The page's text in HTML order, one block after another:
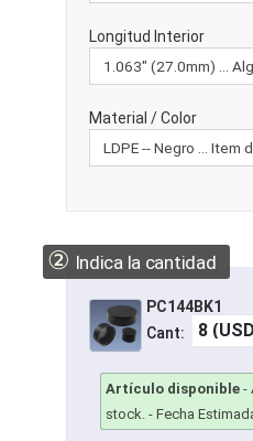
Longitud Interior
Material / Color
② Indica la cantidad
PC144BK1
Cant:
Artículo disponible -
stock. - Fecha